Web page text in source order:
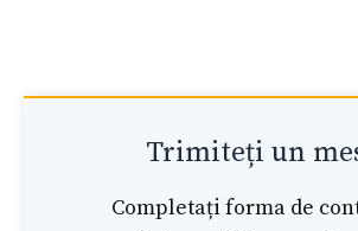
Trimiteți un
Completați forma de